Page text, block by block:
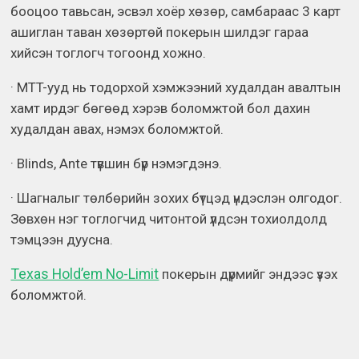
бооцоо тавьсан, эсвэл хоёр хөзөр, самбараас 3 карт
ашиглан таван хөзөртөй покерын шилдэг гараа
хийсэн тоглогч тогоонд хожно.
· MTT-ууд нь тодорхой хэмжээний худалдан авалтын
хамт ирдэг бөгөөд хэрэв боломжтой бол дахин
худалдан авах, нэмэх боломжтой.
· Blinds, Ante түвшин бүр нэмэгдэнэ.
· Шагналыг төлбөрийн зохих бүтцэд үндэслэн олгодог.
Зөвхөн нэг тоглогчид читонтой үлдсэн тохиолдолд
тэмцээн дуусна.
Texas Hold’em No-Limit покерын дүрмийг эндээс үзэх
боломжтой.